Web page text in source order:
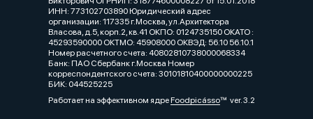
ИНН: 773102703890 Юридический адрес
организации: 117335 г.Москва, ул.Архитектора
Власова, д.5, корп.2, кв.41 ОКПО: 0124735150 ОКАТО :
45293590000 ОКТМО: 45908000 ОКВЭД: 56.10 56.10.1
Номер расчетного счета: 40802810738000068334
Банк: ПАО Сбербанк г.Москва Номер
корреспондентского счета: 30101810400000000225
БИК: 044525225
Работает на эффективном ядреFoodpicássover. 3.2